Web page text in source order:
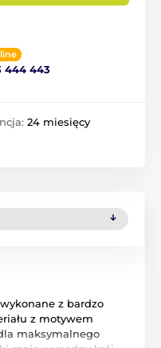
444 443
24 miesięcy
z bardzo
z motywem
maksymalnego